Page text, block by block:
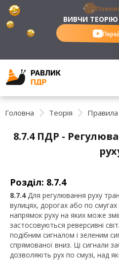
ВИВЧИ ТЕОРІЮ
Головна Теорія
8.7.4 ПДР -
Розділ: 8.7.4
8.7.4Для регулювання руху
вулицях, дорогах або по смугах
напрямок руху на яких може
застосовуються реверсивні
подібним сигналом і зеленим
спрямованої вниз. Ці сигнали
дозволяють рух по смузі, над